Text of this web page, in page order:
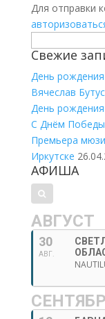
Для отправки
Свежие
День
Вячеслав
День
С Днём
Премьера
Иркутске
АФИША
АВГУСТ
30
АВГ.